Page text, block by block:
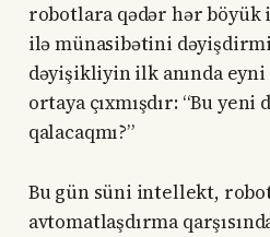
robotlara qədər hər böyük
ilə münasibətini
dəyişikliyin ilk anında
ortaya çıxmışdır: “Bu yeni
qalacaqmı?”
Bu gün süni intellekt,
avtomatlaşdırma